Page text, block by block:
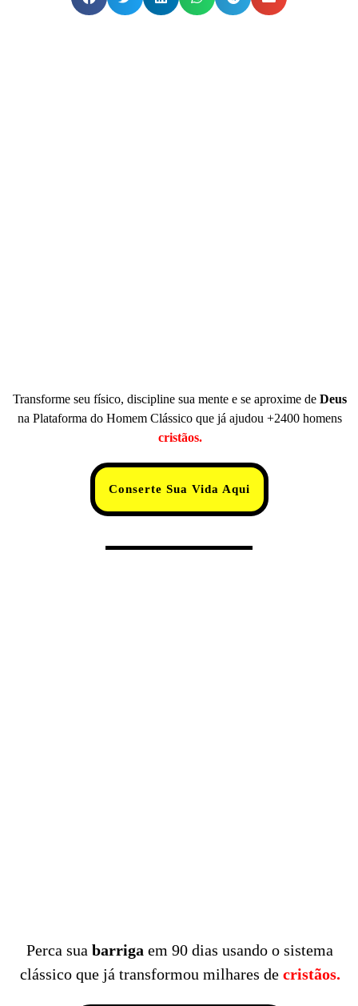
Transforme seu físico, discipline sua mente e se aproxime de Deus
na Plataforma do Homem Clássico que já ajudou +2400 homens
cristãos.
Conserte Sua Vida Aqui
Perca sua barriga em 90 dias usando o sistema
clássico que já transformou milhares decristãos.